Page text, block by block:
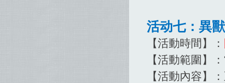
活动七：異
【活動時間】：
【活動範圍】
【活動內容】